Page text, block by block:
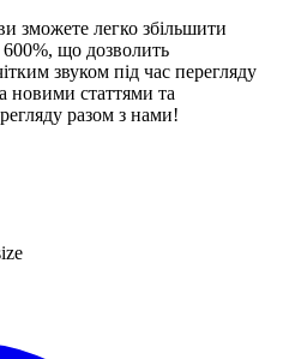
зможете легко збільшити
600%, що дозволить
звуком під час перегляду
новими статтями та
разом з нами!